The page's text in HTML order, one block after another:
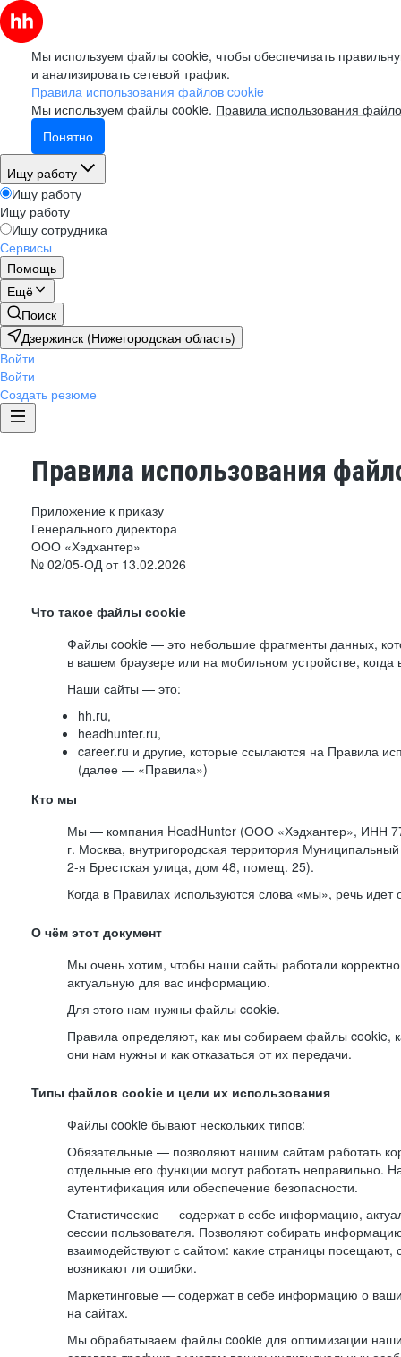
Мы используем файлы cookie, чтобы обеспечивать
и анализировать сетевой трафик.
Правила использования файлов cookie
Мы используем файлы cookie. Правила использования
Понятно
Ищу работу
Ищу работу
Ищу работу
Ищу сотрудника
Сервисы
Помощь
Ещё
Поиск
Дзержинск (Нижегородская область)
Войти
Войти
Создать резюме
Правила использования
Приложение к приказу
Генерального директора
ООО «Хэдхантер»
№ 02/05-ОД от 13.02.2026
Что такое файлы cookie
Файлы cookie — это небольшие фрагменты данных,
в вашем браузере или на мобильном устройстве,
Наши сайты — это:
hh.ru,
headhunter.ru,
career.ru и другие, которые ссылаются на Правила
(далее — «Правила»)
Кто мы
Мы — компания HeadHunter (ООО «Хэдхантер», ИНН
г. Москва, внутригородская территория Муниципальный
2-я Брестская улица, дом 48, помещ. 25).
Когда в Правилах используются слова «мы», речь
О чём этот документ
Мы очень хотим, чтобы наши сайты работали
актуальную для вас информацию.
Для этого нам нужны файлы cookie.
Правила определяют, как мы собираем файлы cookie,
они нам нужны и как отказаться от их передачи.
Типы файлов cookie и цели их использования
Файлы cookie бывают нескольких типов:
Обязательные — позволяют нашим сайтам работать
отдельные его функции могут работать неправильно.
аутентификация или обеспечение безопасности.
Статистические — содержат в себе информацию,
сессии пользователя. Позволяют собирать
взаимодействуют с сайтом: какие страницы посещают,
возникают ли ошибки.
Маркетинговые — содержат в себе информацию о
на сайтах.
Мы обрабатываем файлы cookie для оптимизации